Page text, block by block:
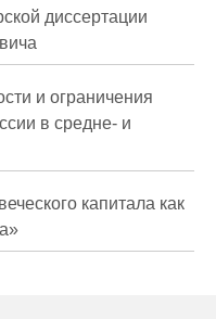
диссертации
и ограничения
в средне- и
капитала как